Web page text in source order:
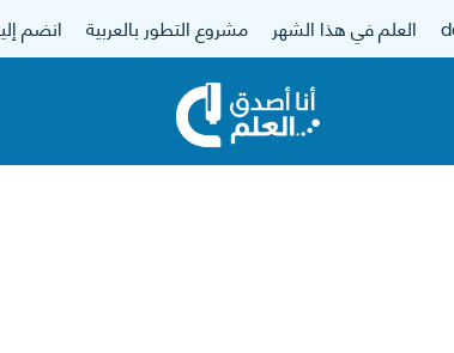
العلم في هذا الشهر مشروع التطور بالعربية انضم